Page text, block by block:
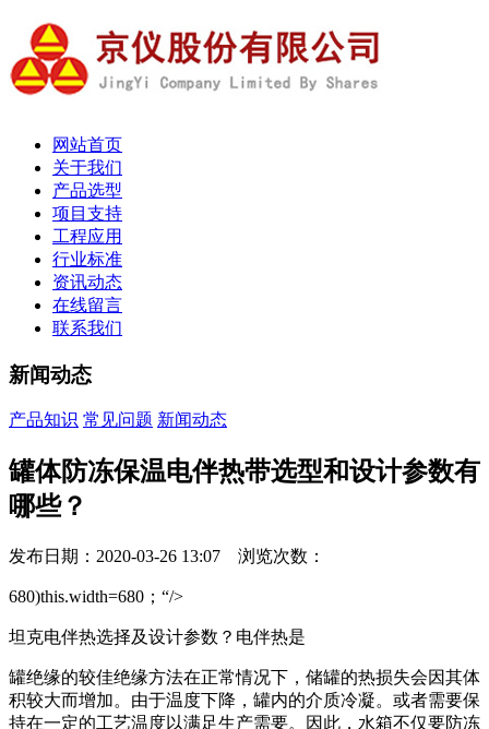
网站首页
关于我们
产品选型
项目支持
工程应用
行业标准
资讯动态
在线留言
联系我们
新闻动态
产品知识 常见问题 新闻动态
罐体防冻保温电伴热带选型和设计参数有
哪些？
发布日期：2020-03-26 13:07 浏览次数：
680)this.width=680；“/>
坦克电伴热选择及设计参数？电伴热是
罐绝缘的较佳绝缘方法在正常情况下，储罐的热损失会因其体
积较大而增加。由于温度下降，罐内的介质冷凝。或者需要保
持在一定的工艺温度以满足生产需要。因此，水箱不仅要防冻